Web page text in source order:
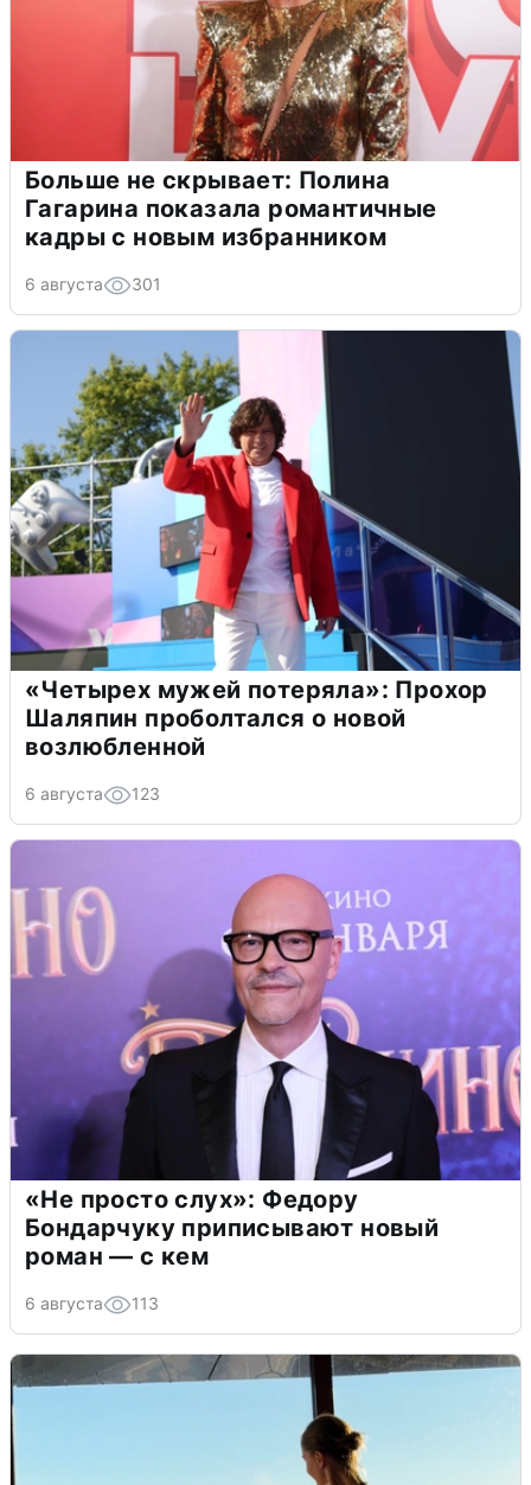
Больше не скрывает: Полина
Гагарина показала романтичные
кадры с новым избранником
6 августа 301
«Четырех мужей потеряла»: Прохор
Шаляпин проболтался о новой
возлюбленной
6 августа 123
«Не просто слух»: Федору
Бондарчуку приписывают новый
роман — с кем
6 августа 113